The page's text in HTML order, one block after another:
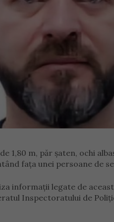
1,80 m, păr șaten, ochi
fața unei persoane de
informații legate de
Inspectoratului de